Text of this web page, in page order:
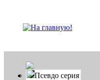
Псевдо серия